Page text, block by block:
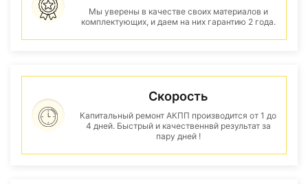
Мы уверены в качестве своих материалов и
комплектующих, и даем на них гарантию 2 года.
Скорость
Капитальный ремонт АКПП производится от 1 до
4 дней. Быстрый и качественнвй результат за
пару дней !